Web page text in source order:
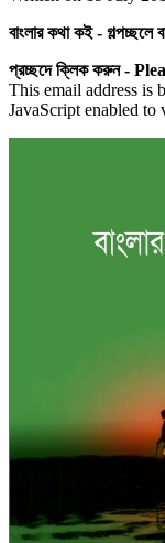
বাংলার কথা কই - গল্পচ্ছলে
প্রচ্ছদে ক্লিক করুন -
This email address is
JavaScript enabled to